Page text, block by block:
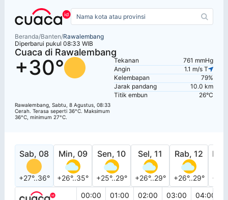
Beranda/Banten/Rawalembang
Diperbarui pukul 08:33 WIB
Cuaca di Rawalembang
+30°
Rawalembang, Sabtu, 8 Agustus, 08:33
Cerah. Terasa seperti 36°C. Maksimum
36°C, minimum 27°C.
Tekanan
761 mmHg
Angin
1.1 m/s T
Kelembapan
79%
Jarak pandang
10.0 km
Titik embun
26°C
Sab, 08
+27°..36°
Min, 09
+26°..35°
Sen, 10
+25°..29°
Sel, 11
+26°..29°
Rab, 12
+26°..29°
00:00
01:00 02:00 03:00 04:00